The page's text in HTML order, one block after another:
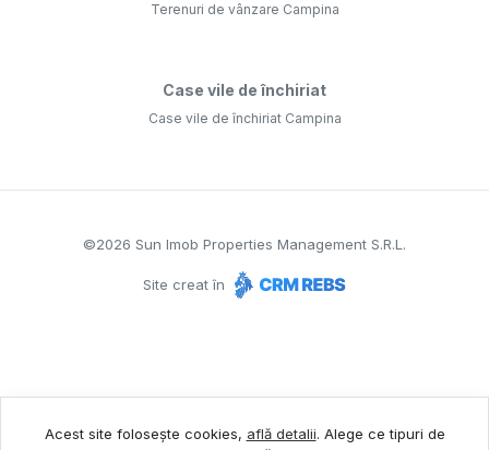
Terenuri de vânzare Campina
Case vile de închiriat
Case vile de închiriat Campina
©2026 Sun Imob Properties Management S.R.L.
Site creat în
Acest site folosește cookies, află detalii. Alege ce tipuri de